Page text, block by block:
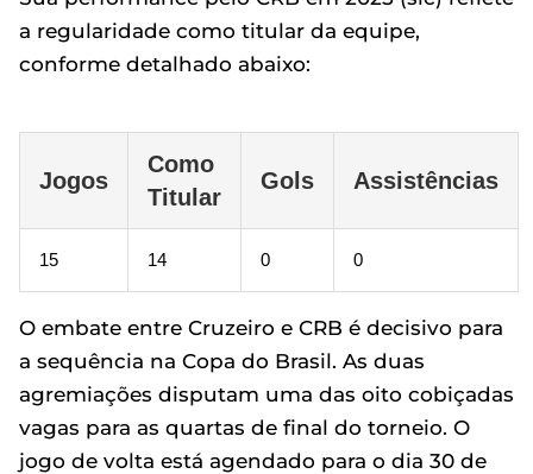
a regularidade como titular da equipe,
conforme detalhado abaixo:
Jogos
Como
Titular
Gols Assistências
15 14 0 0
O embate entre Cruzeiro e CRB é decisivo para
a sequência na Copa do Brasil. As duas
agremiações disputam uma das oito cobiçadas
vagas para as quartas de final do torneio. O
jogo de volta está agendado para o dia 30 de